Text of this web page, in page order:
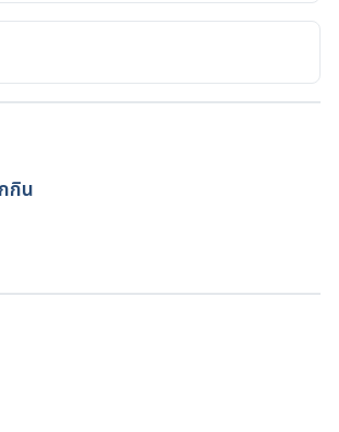
article/004014.htm. Accessed July
common-skin-
blog/skin-
กิน